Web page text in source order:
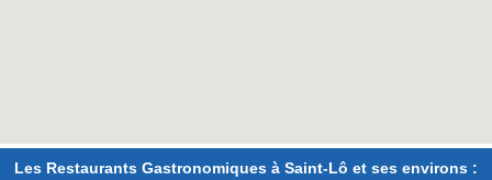
Les Restaurants Gastronomiques à Saint-Lô et ses environs :